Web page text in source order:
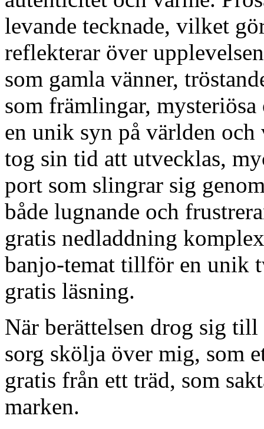
levande tecknade, vilket
reflekterar över
som gamla vänner,
som främlingar,
en unik syn på världen
tog sin tid att utvecklas,
port som slingrar sig
både lugnande och
gratis nedladdning
banjo-temat tillför en unik
gratis läsning.
När berättelsen drog sig
sorg skölja över mig, som
gratis från ett träd, som
marken.